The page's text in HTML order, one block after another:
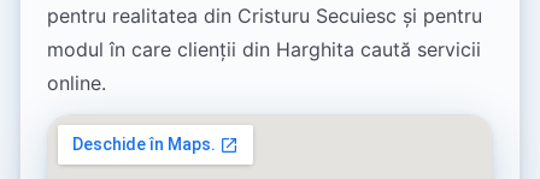
pentru realitatea din Cristuru Secuiesc și pentru
modul în care clienții din Harghita caută servicii
online.